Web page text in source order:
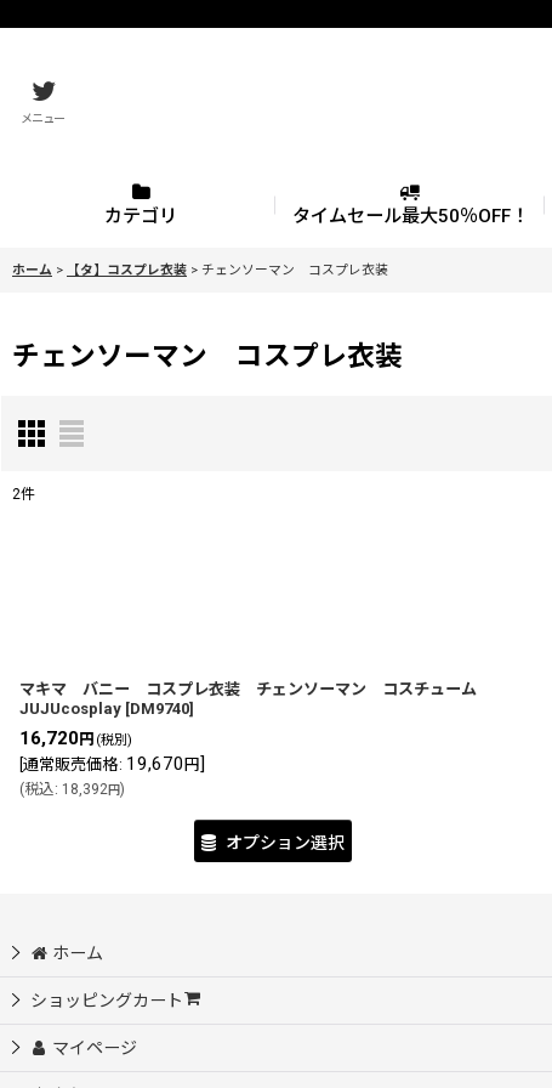
メニュー
カテゴリ タイムセール最大50％OFF！
ホーム > 【タ】コスプレ衣装 > チェンソーマン コスプレ衣装
チェンソーマン コスプレ衣装
2件
マキマ バニー コスプレ衣装 チェンソーマン コスチューム
JUJUcosplay [DM9740]
16,720円 (税別)
通常販売価格: 19,670 円]
(税込: 18,392円)
オプション選択
ホーム
ショッピングカート
マイページ